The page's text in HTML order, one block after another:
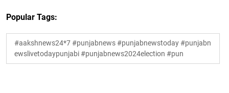
Popular Tags:
#aakshnews24*7 #punjabnews #punjabnewstoday #punjabn
ewslivetodaypunjabi #punjabnews2024election #pun